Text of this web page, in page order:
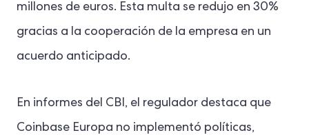
millones de euros. Esta multa se redujo en 30%
gracias a la cooperación de la empresa en un
acuerdo anticipado.
En informes del CBI, el regulador destaca que
Coinbase Europa no implementó políticas,